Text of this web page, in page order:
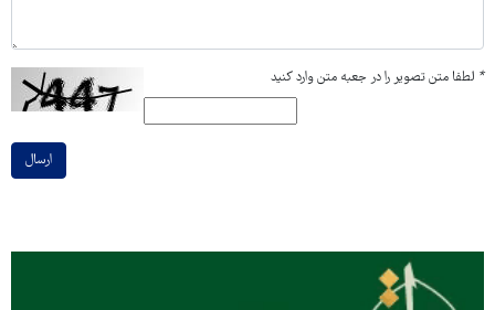
* لطفا متن تصویر را در جعبه متن وارد کنید
ارسال